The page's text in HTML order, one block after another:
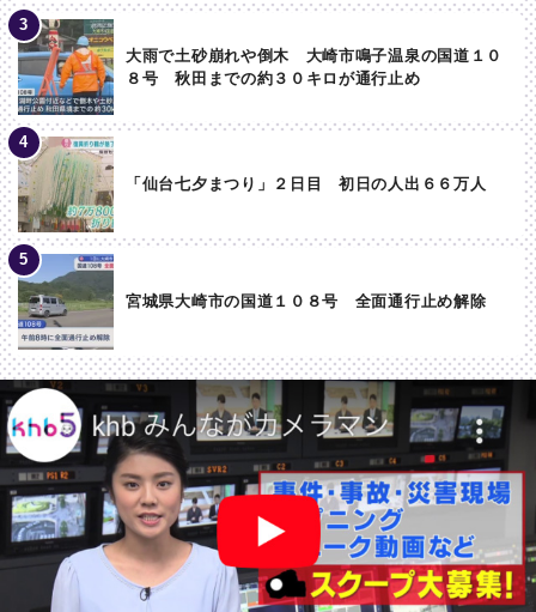
大雨で土砂崩れや倒木 大崎市鳴子温泉の国道１０
８号 秋田までの約３０キロが通行止め
「仙台七夕まつり」２日目 初日の人出６６万人
宮城県大崎市の国道１０８号 全面通行止め解除